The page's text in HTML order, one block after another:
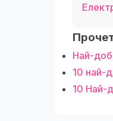
Най-
10 най-
10 Най-